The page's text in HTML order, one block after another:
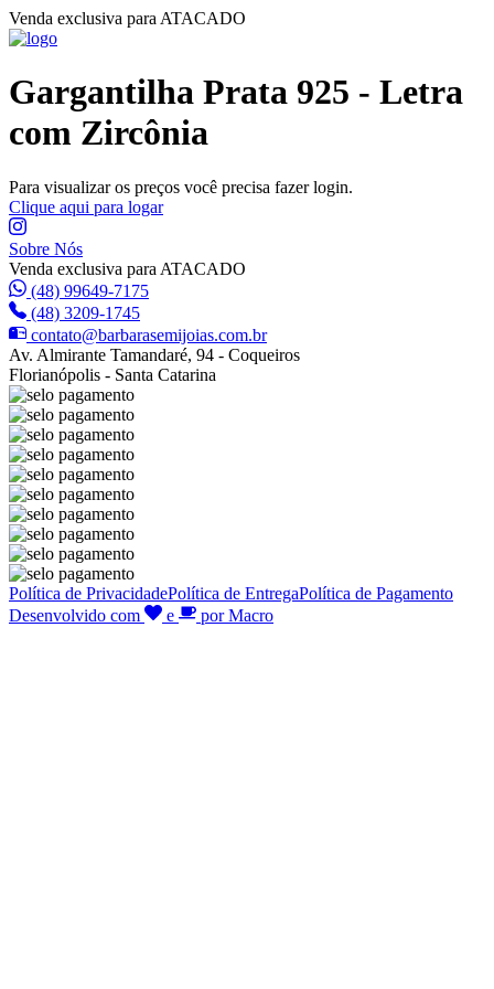
Venda exclusiva para ATACADO
Gargantilha Prata 925 - Letra
com Zircônia
Para visualizar os preços você precisa fazer login.
Clique aqui para logar
Sobre Nós
Venda exclusiva para ATACADO
(48) 99649-7175
(48) 3209-1745
contato@barbarasemijoias.com.br
Av. Almirante Tamandaré, 94 - Coqueiros
Florianópolis - Santa Catarina
Política de PrivacidadePolítica de EntregaPolítica de Pagamento
Desenvolvido com
e por Macro